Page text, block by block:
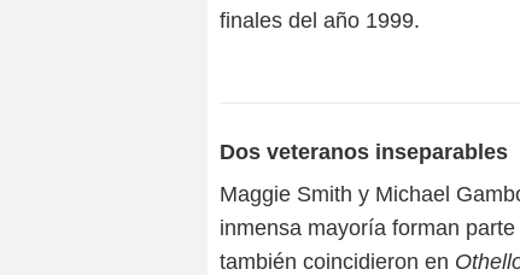
finales del año 1999.
Dos veteranos inseparables
Maggie Smith y Michael
inmensa mayoría forman
también coincidieron en